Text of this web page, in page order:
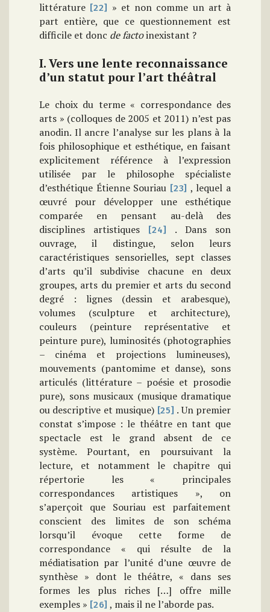
littérature [22]
» et non comme un art à
part entière, que ce questionnement est
difficile et donc de factoinexistant ?
I. Vers une lente reconnaissance
d’un statut pour l’art théâtral
Le choix du terme « correspondance des
arts » (colloques de 2005 et 2011) n’est pas
anodin. Il ancre l’analyse sur les plans à la
fois philosophique et esthétique, en faisant
explicitement référence à l’expression
utilisée par le philosophe spécialiste
d’esthétique Étienne Souriau [23] , lequel a
œuvré pour développer une esthétique
comparée en pensant au-delà des
disciplines artistiques
[24]
. Dans son
ouvrage, il distingue, selon leurs
caractéristiques sensorielles, sept classes
d’arts qu’il subdivise chacune en deux
groupes, arts du premier et arts du second
degré : lignes (dessin et arabesque),
volumes (sculpture et architecture),
couleurs (peinture représentative et
peinture pure), luminosités (photographies
– cinéma et projections lumineuses),
mouvements (pantomime et danse), sons
articulés (littérature – poésie et prosodie
pure), sons musicaux (musique dramatique
ou descriptive et musique) [25] . Un premier
constat s’impose : le théâtre en tant que
spectacle est le grand absent de ce
système. Pourtant, en poursuivant la
lecture, et notamment le chapitre qui
répertorie les « principales
correspondances artistiques », on
s’aperçoit que Souriau est parfaitement
conscient des limites de son schéma
lorsqu’il évoque cette forme de
correspondance « qui résulte de la
médiatisation par l’unité d’une œuvre de
synthèse » dont le théâtre, « dans ses
formes les plus riches […] offre mille
exemples » [26] , mais il ne l’aborde pas.